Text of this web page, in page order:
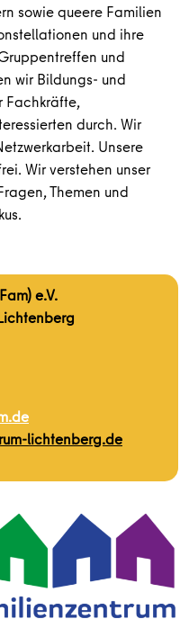
sowie queere Familien
und ihre
und
wir Bildungs- und
Fachkräfte,
durch. Wir
Unsere
Wir verstehen unser
Themen und
e.V.
lichtenberg.de